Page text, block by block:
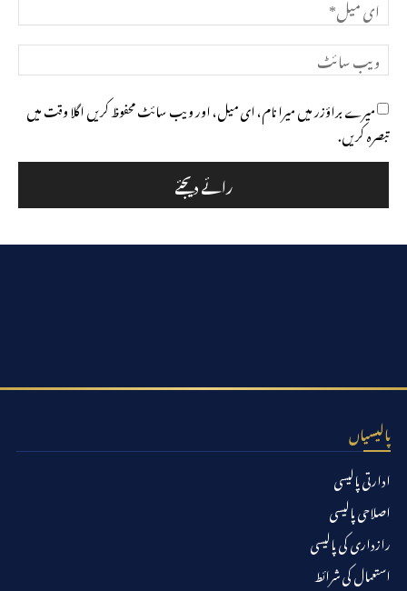
میل*
ویب
سائٹ
میرے براؤزر میں میرا نام، ای میل، اور ویب سائٹ محفوظ کریں اگلا وقت میں
تبصرہ کریں.
پالیسیاں
ادارتی پالیسی
اصلاحی پالیسی
رازداری کی پالیسی
استعمال کی شرائط